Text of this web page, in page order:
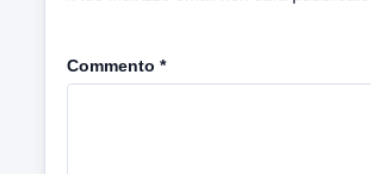
Commento *